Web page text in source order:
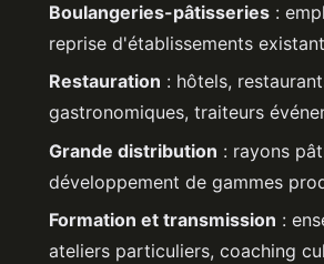
Boulangeries-pâtisseries :
reprise d'établissements
Restauration : hôtels,
gastronomiques, traiteurs
Grande distribution : rayons
développement de gammes
Formation et transmission :
ateliers particuliers, coaching